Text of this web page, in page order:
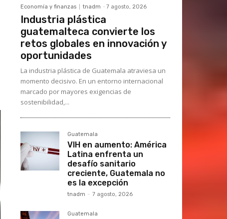
Economía y finanzas tnadm - 7 agosto, 2026
Industria plástica
guatemalteca convierte los
retos globales en innovación y
oportunidades
La industria plástica de Guatemala atraviesa un
momento decisivo. En un entorno internacional
marcado por mayores exigencias de
sostenibilidad,...
Guatemala
VIH en aumento: América
Latina enfrenta un
desafío sanitario
creciente, Guatemala no
es la excepción
tnadm - 7 agosto, 2026
Guatemala